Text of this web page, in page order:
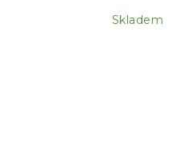
Skladem